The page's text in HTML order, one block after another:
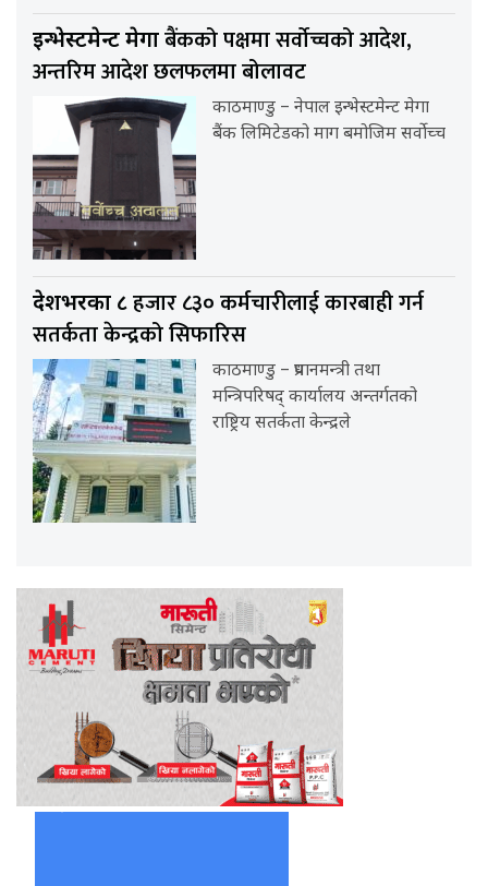
इन्भेस्टमेन्ट मेगाबैंकको पक्षमा सर्वाेच्चको आदेश,
अन्तरिम आदेश छलफलमा बोलावट
काठमाण्डु – नेपाल इन्भेस्टमेन्ट मेगा
बैंक लिमिटेडको माग बमोजिम सर्वोच्च
देशभरका ८हजार ८३० कर्मचारीलाई कारबाही गर्न
सतर्कता केन्द्रको सिफारिस
काठमाण्डु – प्रधानमन्त्री तथा
मन्त्रिपरिषद् कार्यालय अन्तर्गतको
राष्ट्रिय सतर्कता केन्द्रले